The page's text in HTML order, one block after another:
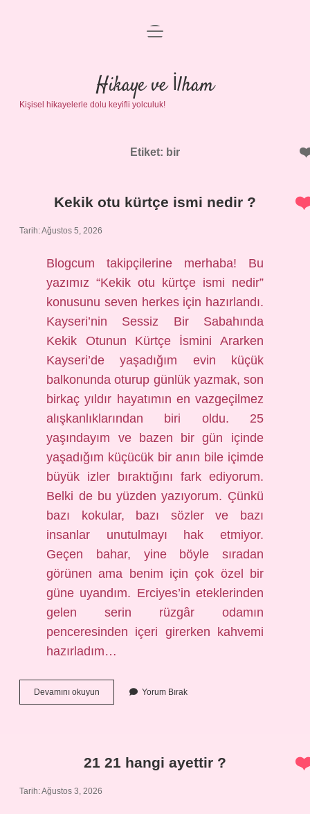
Anasayfa
Gizlilik Politikası
Yasal Uyarı
menüyü
Hikaye ve İlham
Kişisel hikayelerle dolu keyifli yolculuk!
Etiket: bir
Kekik otu kürtçe ismi nedir ?
Tarih: Ağustos 5, 2026
Blogcum takipçilerine merhaba! Bu
yazımız “Kekik otu kürtçe ismi nedir”
konusunu seven herkes için hazırlandı.
Kayseri’nin Sessiz Bir Sabahında
Kekik Otunun Kürtçe İsmini Ararken
Kayseri’de yaşadığım evin küçük
balkonunda oturup günlük yazmak, son
birkaç yıldır hayatımın en vazgeçilmez
alışkanlıklarından biri oldu. 25
yaşındayım ve bazen bir gün içinde
yaşadığım küçücük bir anın bile içimde
büyük izler bıraktığını fark ediyorum.
Belki de bu yüzden yazıyorum. Çünkü
bazı kokular, bazı sözler ve bazı
insanlar unutulmayı hak etmiyor.
Geçen bahar, yine böyle sıradan
görünen ama benim için çok özel bir
güne uyandım. Erciyes’in eteklerinden
gelen serin rüzgâr odamın
penceresinden içeri girerken kahvemi
hazırladım…
Devamını okuyun
otu
Yorum Bırak
21 21 hangi ayettir ?
Tarih: Ağustos 3, 2026